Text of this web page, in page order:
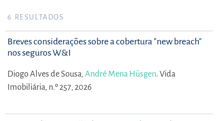
6 RESULTADOS
Breves considerações sobre a cobertura "new breach"
nos seguros W&I
Diogo Alves de Sousa, André Mena Hüsgen. Vida
Imobiliária, n.º 257, 2026